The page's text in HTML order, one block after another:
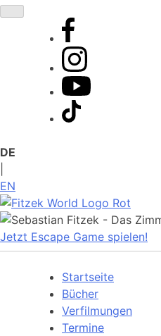
Zum
DE
EN
Jetzt Escape Game spielen!
Startseite
Bücher
Verfilmungen
Termine